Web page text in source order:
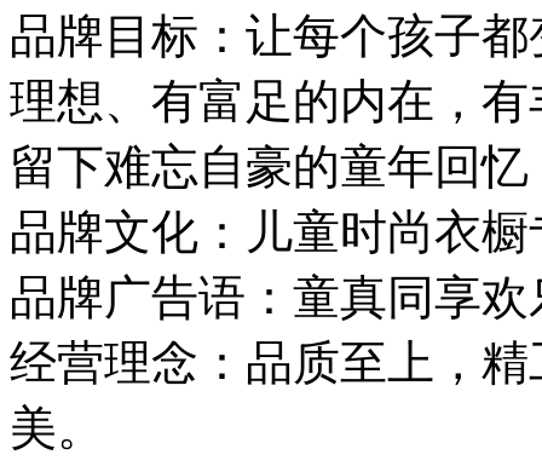
品牌目标：让每个孩子
理想、有富足的内在，
留下难忘自豪的童年回忆
品牌文化：儿童时尚衣橱
品牌广告语：童真同享欢
经营理念：品质至上，
美。